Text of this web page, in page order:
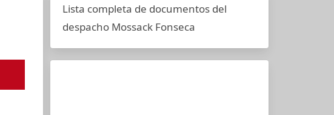
Lista completa de documentos del
despacho Mossack Fonseca